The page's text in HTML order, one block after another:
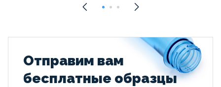
Отправим вам
бесплатные образцы